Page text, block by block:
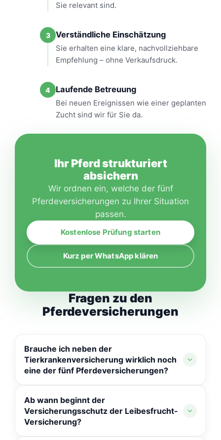
Sie relevant sind.
3 Verständliche Einschätzung
Sie erhalten eine klare, nachvollziehbare
Empfehlung – ohne Verkaufsdruck.
4 Laufende Betreuung
Bei neuen Ereignissen wie einer geplanten
Zucht sind wir für Sie da.
Ihr Pferd strukturiert
absichern
Wir ordnen ein, welche der fünf
Pferdeversicherungen zu Ihrer Situation
passen.
Kostenlose Prüfung starten
Kurz per WhatsApp klären
Fragen zu den
Pferdeversicherungen
Brauche ich neben der
Tierkrankenversicherung wirklich noch
eine der fünf Pferdeversicherungen?
Tierkrankenversicherung deckt laufende
Behandlungskosten, die Pferdeversicherungen
dagegen einmalige, existenzielle Ereignisse wie
Ab wann beginnt der
Versicherungsschutz der Leibesfrucht-
Versicherung?